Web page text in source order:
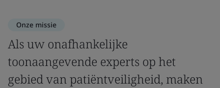
Onze missie
Als uw onafhankelijke
toonaangevende experts op het
gebied van patiëntveiligheid, maken